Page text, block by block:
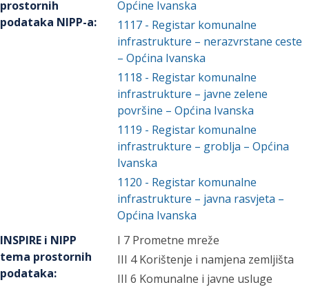
prostornih
podataka NIPP-a:
Općine Ivanska
1117 - Registar komunalne
infrastrukture – nerazvrstane ceste
– Općina Ivanska
1118 - Registar komunalne
infrastrukture – javne zelene
površine – Općina Ivanska
1119 - Registar komunalne
infrastrukture – groblja – Općina
Ivanska
1120 - Registar komunalne
infrastrukture – javna rasvjeta –
Općina Ivanska
INSPIRE i NIPP
tema prostornih
podataka:
I 7 Prometne mreže
III 4 Korištenje i namjena zemljišta
III 6 Komunalne i javne usluge